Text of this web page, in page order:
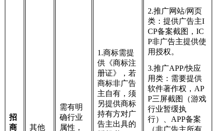
招
商
其他
需有明
确行业
属性，
1.商标需提
供《商标注
册证》，若
商标非广告
主自有，须
另提供商标
持有方对广
告主出具的
2.推广网站/网页
类：提供广告主I
CP备案截图，IC
P非广告主提供使
用授权。
3.推广APP/快应
用类：需要提供
软件著作权，AP
P三屏截图（游戏
行业暂缓执
行）、APP备案